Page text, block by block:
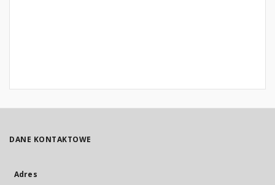
DANE KONTAKTOWE
Adres